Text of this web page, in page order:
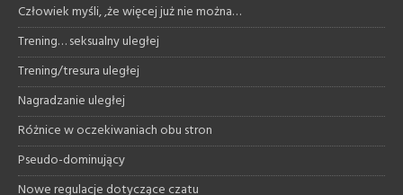
Człowiek myśli, ,że więcej już nie można…
Trening… seksualny uległej
Trening/tresura uległej
Nagradzanie uległej
Różnice w oczekiwaniach obu stron
Pseudo-dominujący
Nowe regulacje dotyczące czatu